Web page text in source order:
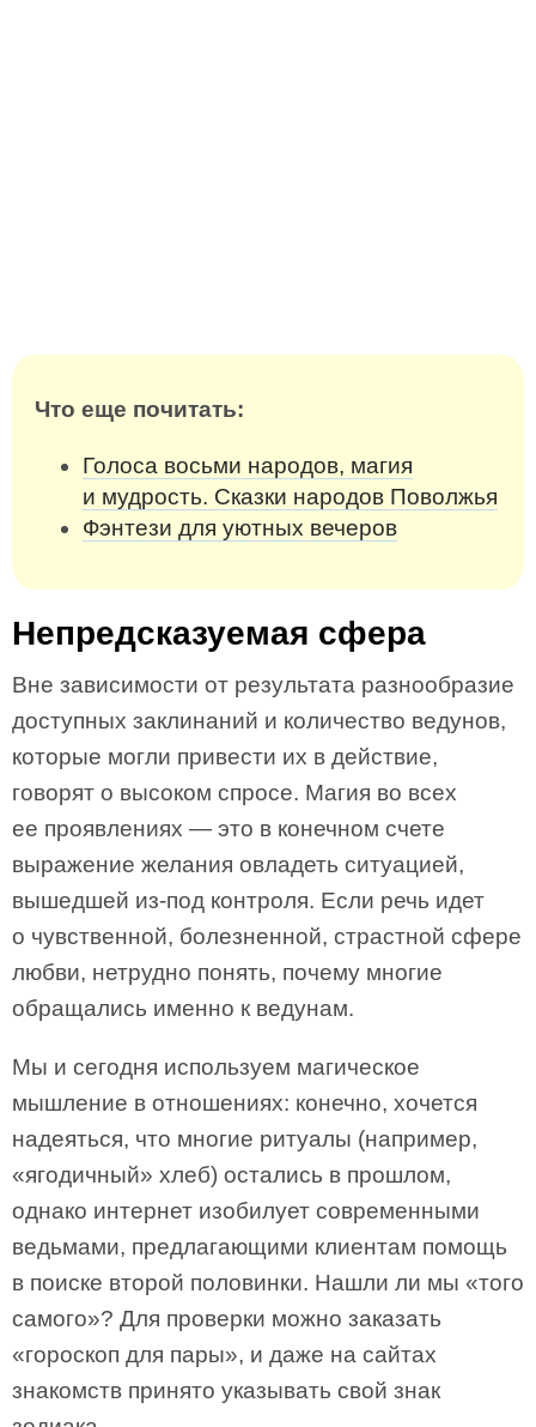
Что еще почитать:
Голоса восьми народов, магия
и мудрость. Сказки народов Поволжья
Фэнтези для уютных вечеров
Непредсказуемая сфера
Вне зависимости от результата разнообразие
доступных заклинаний и количество ведунов,
которые могли привести их в действие,
говорят о высоком спросе. Магия во всех
ее проявлениях — это в конечном счете
выражение желания овладеть ситуацией,
вышедшей из-под контроля. Если речь идет
о чувственной, болезненной, страстной сфере
любви, нетрудно понять, почему многие
обращались именно к ведунам.
Мы и сегодня используем магическое
мышление в отношениях: конечно, хочется
надеяться, что многие ритуалы (например,
«ягодичный» хлеб) остались в прошлом,
однако интернет изобилует современными
ведьмами, предлагающими клиентам помощь
в поиске второй половинки. Нашли ли мы «того
самого»? Для проверки можно заказать
«гороскоп для пары», и даже на сайтах
знакомств принято указывать свой знак